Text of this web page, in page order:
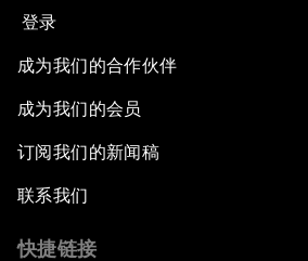
登录
成为我们的合作伙伴
成为我们的会员
订阅我们的新闻稿
联系我们
快捷链接